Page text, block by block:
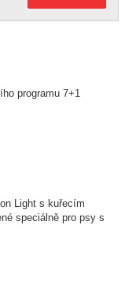
Light s kuřecím
speciálně pro psy s
programu 7+1